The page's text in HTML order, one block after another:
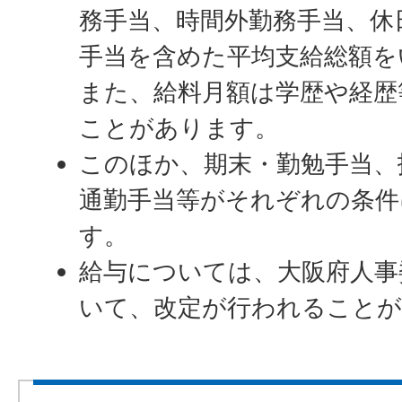
務手当、時間外勤務手当、
手当を含めた平均支給総額
また、給料月額は学歴や経
ことがあります。
このほか、期末・勤勉手当
通勤手当等がそれぞれの条
す。
給与については、大阪府人
いて、改定が行われること